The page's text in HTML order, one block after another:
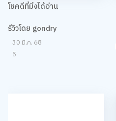
โชคดีที่มึงได้อ่าน
รีวิวโดย gondry
30 มี.ค. 68
5